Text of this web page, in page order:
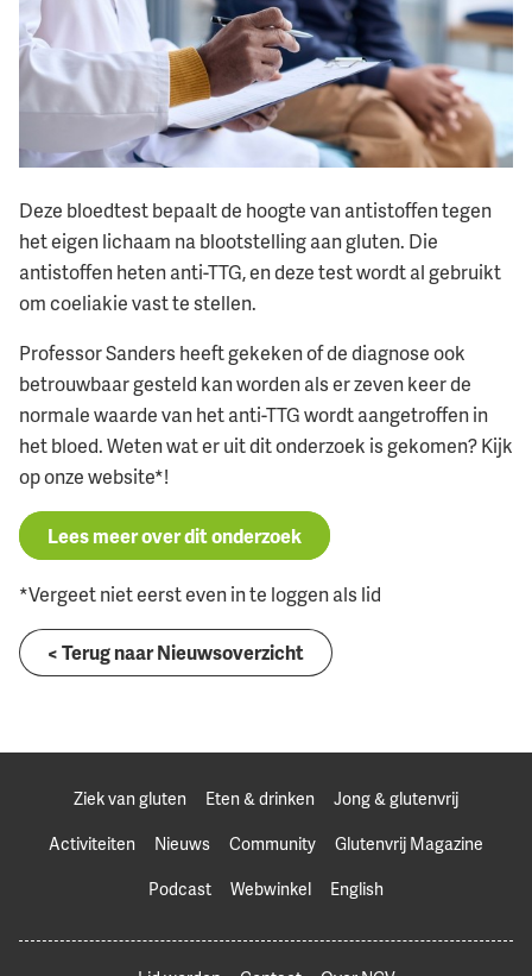
Deze bloedtest bepaalt de hoogte van antistoffen tegen
het eigen lichaam na blootstelling aan gluten. Die
antistoffen heten anti-TTG, en deze test wordt al gebruikt
om coeliakie vast te stellen.
Professor Sanders heeft gekeken of de diagnose ook
betrouwbaar gesteld kan worden als er zeven keer de
normale waarde van het anti-TTG wordt aangetroffen in
het bloed. Weten wat er uit dit onderzoek is gekomen? Kijk
op onze website*!
Lees meer over dit onderzoek
*Vergeet niet eerst even in te loggen als lid
< Terug naar Nieuwsoverzicht
Ziek van gluten Eten & drinken
Jong & glutenvrij
Activiteiten
Nieuws Community
Glutenvrij Magazine
Podcast
Webwinkel English